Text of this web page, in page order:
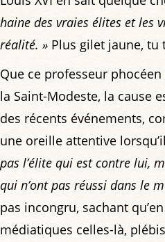
haine des vraies élites et les
réalité. » Plus gilet jaune, tu
Que ce professeur
la Saint-Modeste, la cause
des récents événements,
une oreille attentive
pas l’élite qui est contre lui,
qui n’ont pas réussi dans le
pas incongru, sachant
médiatiques celles-là,